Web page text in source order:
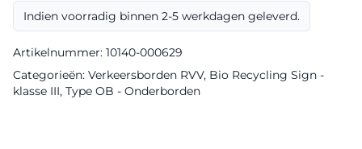
Recycling
Sign
aantal
Indien voorradig binnen 2-5 werkdagen geleverd.
Artikelnummer: 10140-000629
Categorieën: Verkeersborden RVV, Bio Recycling Sign -
klasse III, Type OB - Onderborden